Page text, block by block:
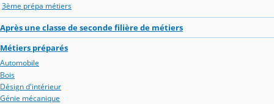
3ème prépa métiers
Après une classe de seconde filière de métiers
Métiers préparés
Automobile
Bois
Désign d'intérieur
Génie mécanique